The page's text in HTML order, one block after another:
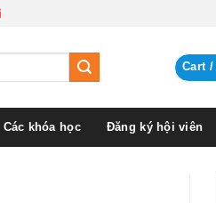
Cart /
Các khóa học Đăng ký hội viên